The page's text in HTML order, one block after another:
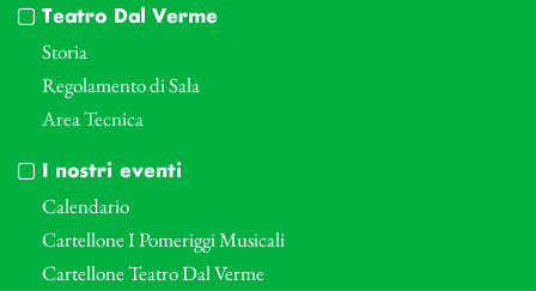
Teatro Dal Verme
Storia
Regolamento di Sala
Area Tecnica
I nostri eventi
Calendario
Cartellone I Pomeriggi Musicali
Cartellone Teatro Dal Verme